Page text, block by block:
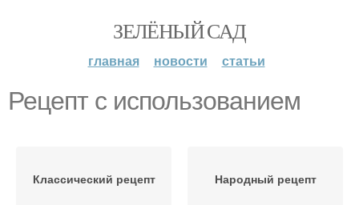
ЗЕЛЁНЫЙ САД
главная новости статьи
Рецепт с использованием
Классический рецепт Народный рецепт